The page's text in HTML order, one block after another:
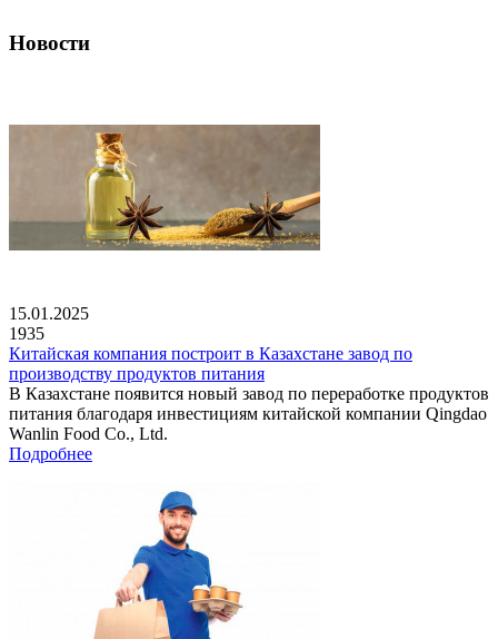
Новости
15.01.2025
1935
Китайская компания построит в Казахстане завод по
производству продуктов питания
В Казахстане появится новый завод по переработке продуктов
питания благодаря инвестициям китайской компании Qingdao
Wanlin Food Co., Ltd.
Подробнее